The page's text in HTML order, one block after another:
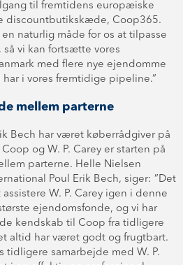
til fremtidens europæiske
discountbutikskæde, Coop365.
naturlig måde for os at tilpasse
vi kan fortsætte vores
med flere nye ejendomme
i vores fremtidige pipeline.”
mellem parterne
Bech har været køberrådgiver på
og W. P. Carey er starten på
parterne. Helle Nielsen
Poul Erik Bech, siger: ”Det
W. P. Carey igen i denne
ejendomsfonde, og vi har
kendskab til Coop fra tidligere
altid har været godt og frugtbart.
tidligere samarbejde med W. P.